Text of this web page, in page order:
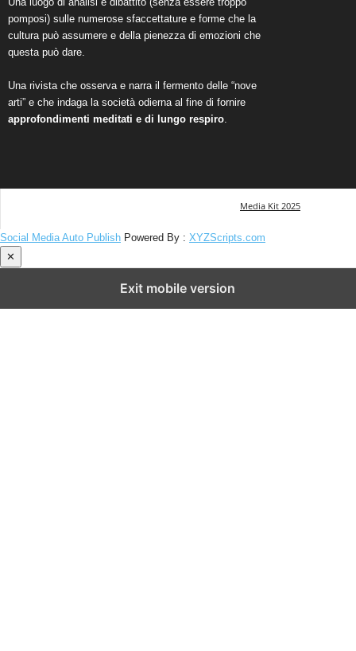
pomposi) sulle numerose sfaccettature e forme che la
cultura può assumere e della pienezza di emozioni che
questa può dare.
Una rivista che osserva e narra il fermento delle “nove
arti” e che indaga la società odierna al fine di fornire
approfondimenti meditati e di lungo respiro.
Media Kit 2025
Social Media Auto Publish Powered By : XYZScripts.com
✕
Exit mobile version